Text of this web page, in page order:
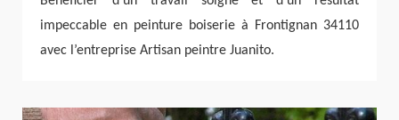
impeccable en peinture boiserie à Frontignan 34110
avec l’entreprise Artisan peintre Juanito.